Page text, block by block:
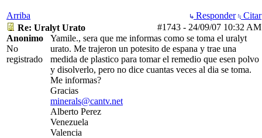
Arriba Responder
Citar
#1743 - 24/09/07 10:32 AM
Re: Uralyt Urato
Anonimo
No
registrado
Yamile., sera que me informas como se toma el uralyt
urato. Me trajeron un potesito de espana y trae una
medida de plastico para tomar el remedio que esen polvo
y disolverlo, pero no dice cuantas veces al dia se toma.
Me informas?
Gracias
minerals@cantv.net
Alberto Perez
Venezuela
Valencia